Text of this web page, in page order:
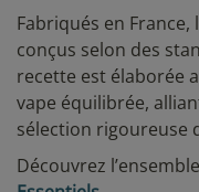
Fabriqués en
conçus selon des
recette est élaborée
vape équilibrée,
sélection rigoureuse
Découvrez